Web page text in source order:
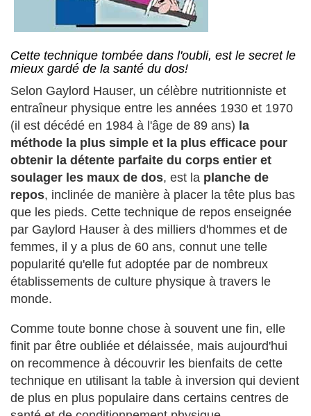
Cette technique tombée dans l'oubli, est le secret le
mieux gardé de la santé du dos!
Selon Gaylord Hauser, un célèbre nutritionniste et
entraîneur physique entre les années 1930 et 1970
(il est décédé en 1984 à l'âge de 89 ans) la
méthode la plus simple et la plus efficace pour
obtenir la détente parfaite du corps entier et
soulager les maux de dos, est la planche de
repos, inclinée de manière à placer la tête plus bas
que les pieds. Cette technique de repos enseignée
par Gaylord Hauser à des milliers d'hommes et de
femmes, il y a plus de 60 ans, connut une telle
popularité qu'elle fut adoptée par de nombreux
établissements de culture physique à travers le
monde.
Comme toute bonne chose à souvent une fin, elle
finit par être oubliée et délaissée, mais aujourd'hui
on recommence à découvrir les bienfaits de cette
technique en utilisant la table à inversion qui devient
de plus en plus populaire dans certains centres de